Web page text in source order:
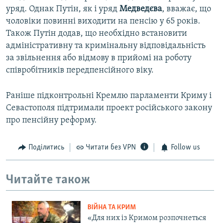
уряд. Однак Путін, як і уряд Медведєва, вважає, що
чоловіки повинні виходити на пенсію у 65 років.
Також Путін додав, що необхідно встановити
адміністративну та кримінальну відповідальність
за звільнення або відмову в прийомі на роботу
співробітників передпенсійного віку.
Раніше підконтрольні Кремлю парламенти Криму і
Севастополя підтримали проект російського закону
про пенсійну реформу.
Поділитись Читати без VPN Follow us
Читайте також
ВІЙНА ТА КРИМ
«Для них із Кримом розпочнеться